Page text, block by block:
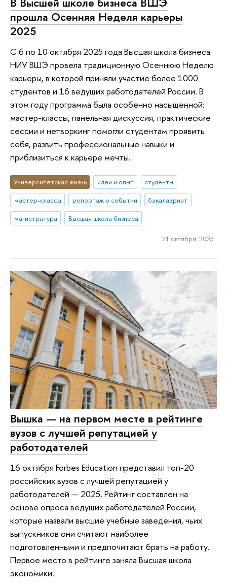
прошла Осенняя Неделя карьеры
2025
С 6 по 10 октября 2025 года Высшая школа бизнеса
НИУ ВШЭ провела традиционную Осеннюю Неделю
карьеры, в которой приняли участие более 1000
студентов и 16 ведущих работодателей России. В
этом году программа была особенно насыщенной:
мастер-классы, панельная дискуссия, практические
сессии и нетворкинг помогли студентам проявить
себя, развить профессиональные навыки и
приблизиться к карьере мечты.
Университетская жизнь идеи и опыт
студенты
мастер-классы
репортаж о событии
бакалавриат
магистратура
Высшая школа бизнеса
21 октября 2025
Вышка — на первом месте в рейтинге
вузов с лучшей репутацией у
работодателей
16 октября Forbes Education представил топ-20
российских вузов с лучшей репутацией у
работодателей — 2025. Рейтинг составлен на
основе опроса ведущих работодателей России,
которые назвали высшие учебные заведения, чьих
выпускников они считают наиболее
подготовленными и предпочитают брать на работу.
Первое место в рейтинге заняла Высшая школа
экономики.